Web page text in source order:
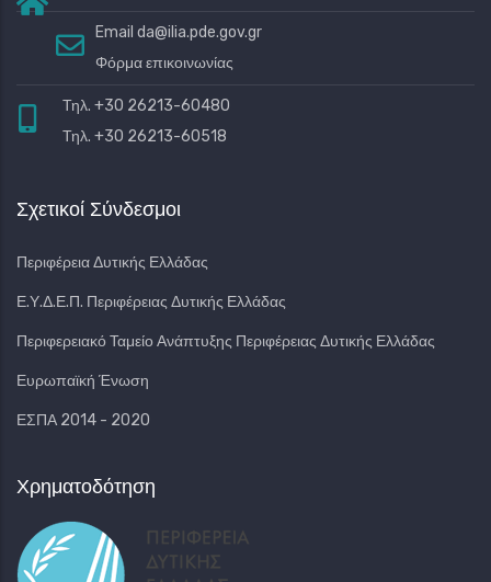
Email da@ilia.pde.gov.gr
Φόρμα επικοινωνίας
Τηλ. +30 26213-60480
Τηλ. +30 26213-60518
Σχετικοί Σύνδεσμοι
Περιφέρεια Δυτικής Ελλάδας
Ε.Υ.Δ.Ε.Π. Περιφέρειας Δυτικής Ελλάδας
Περιφερειακό Ταμείο Ανάπτυξης Περιφέρειας Δυτικής Ελλάδας
Ευρωπαϊκή Ένωση
ΕΣΠΑ 2014 - 2020
Χρηματοδότηση